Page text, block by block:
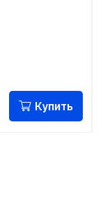
Купить